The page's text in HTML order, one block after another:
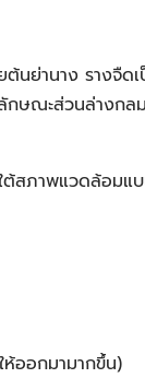
นย่านาง รางจืด
ษณะส่วนล่างกล
ต้สภาพแวดล้อม
ห้ออกมามากขึ้น)